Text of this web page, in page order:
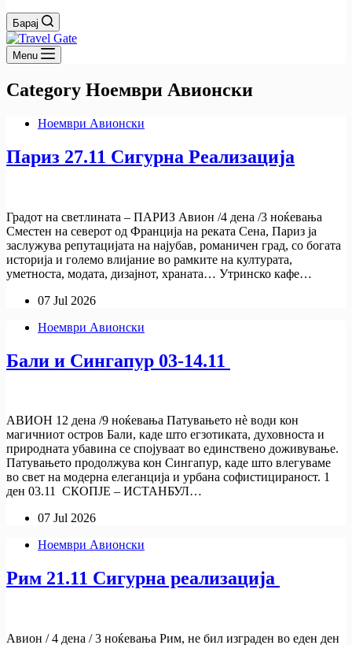
Барај
Menu
Category Ноември Авионски
Ноември Авионски
Париз 27.11 Сигурна Реализација
Градот на светлината – ПАРИЗ Авион /4 дена /3 ноќевања
Сместен на северот од Франција на реката Сена, Париз ја
заслужува репутацијата на најубав, романичен град, со богата
историја и големо влијание во рамките на културата,
уметноста, модата, дизајнот, храната… Утринско кафе…
07 Jul 2026
Ноември Авионски
Бали и Сингапур 03-14.11
АВИОН 12 дена /9 ноќевања Патувањето нè води кон
магичниот остров Бали, каде што егзотиката, духовноста и
природната убавина се спојуваат во единствено доживување.
Патувањето продолжува кон Сингапур, каде што влегуваме
во свет на модерна елеганција и урбана софистицираност. 1
ден 03.11 СКОПЈЕ – ИСТАНБУЛ…
07 Jul 2026
Ноември Авионски
Рим 21.11 Сигурна реализација
Авион / 4 дена / 3 ноќевања Рим, не бил изграден во еден ден